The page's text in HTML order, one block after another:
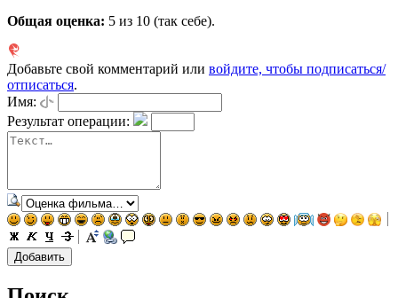
Общая оценка: 5 из 10 (так себе).
Добавьте свой комментарий или войдите, чтобы подписаться/
отписаться.
Имя:
Результат операции: